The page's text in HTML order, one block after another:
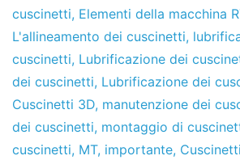
cuscinetti, Elementi della macchina
L'allineamento dei cuscinetti,
cuscinetti, Lubrificazione dei
dei cuscinetti, Lubrificazione dei
Cuscinetti 3D, manutenzione dei
dei cuscinetti, montaggio di
cuscinetti, MT, importante, Cuscinetti